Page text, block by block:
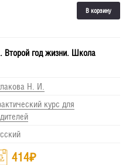
В корзину
Второй год жизни. Школа
Н. И.
курс для
414₽